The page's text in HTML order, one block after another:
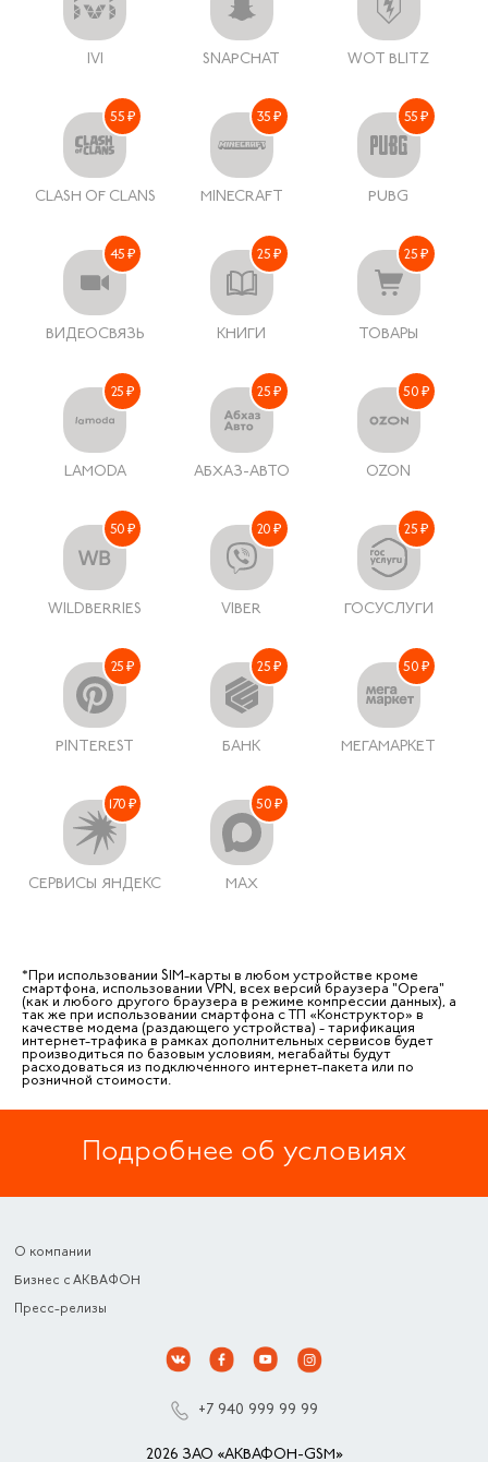
IVI SNAPCHAT WOT BLITZ
55 ₽
CLASH OF CLANS
35 ₽
MINECRAFT
55 ₽
PUBG
45 ₽
ВИДЕОСВЯЗЬ
25 ₽
КНИГИ
25 ₽
ТОВАРЫ
25 ₽
LAMODA
25 ₽
АБХАЗ-АВТО
50 ₽
OZON
50 ₽
WILDBERRIES
20 ₽
VIBER
25 ₽
ГОСУСЛУГИ
25 ₽
PINTEREST
25 ₽
БАНК
50 ₽
МЕГАМАРКЕТ
170 ₽
СЕРВИСЫ ЯНДЕКС
50 ₽
MAX
*При использовании SIM-карты в любом устройстве кроме
смартфона, использовании VPN, всех версий браузера "Opera"
(как и любого другого браузера в режиме компрессии данных), а
так же при использовании смартфона с ТП «Конструктор» в
качестве модема (раздающего устройства) - тарификация
интернет-трафика в рамках дополнительных сервисов будет
производиться по базовым условиям, мегабайты будут
расходоваться из подключенного интернет-пакета или по
розничной стоимости.
Подробнее об условиях
О компании
Бизнес с АКВАФОН
Пресс-релизы
+7 940 999 99 99
2026 ЗАО «АКВАФОН-GSM»